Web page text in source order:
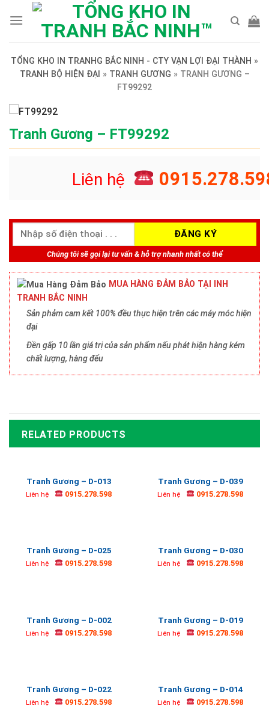
TỔNG KHO IN TRANHG BẮC NINH - CTY VẠN LỢI ĐẠI THÀNH »
TRANH BỘ HIỆN ĐẠI » TRANH GƯƠNG » TRANH GƯƠNG –
FT99292
Tranh Gương – FT99292
Liên hệ
Chúng tôi sẽ gọi lại tư vấn & hỗ trợ nhanh nhất có thể
MUA HÀNG ĐẢM BẢO TẠI INH
TRANH BẮC NINH
Sản phảm cam kết 100% đều thực hiện trên các máy móc hiện
đại
Đền gấp 10 lần giá trị của sản phẩm nếu phát hiện hàng kém
chất lượng, hàng đểu
RELATED PRODUCTS
Tranh Gương – D-013
Liên hệ 0915.278.598
Tranh Gương – D-039
Liên hệ 0915.278.598
Tranh Gương – D-025
Liên hệ 0915.278.598
Tranh Gương – D-030
Liên hệ 0915.278.598
Tranh Gương – D-002
Liên hệ 0915.278.598
Tranh Gương – D-019
Liên hệ 0915.278.598
Tranh Gương – D-022
Liên hệ 0915.278.598
Tranh Gương – D-014
Liên hệ 0915.278.598